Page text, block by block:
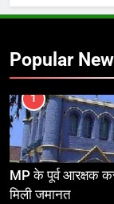
Popular
1
MP के पूर्व आरक्षक
मिली जमानत